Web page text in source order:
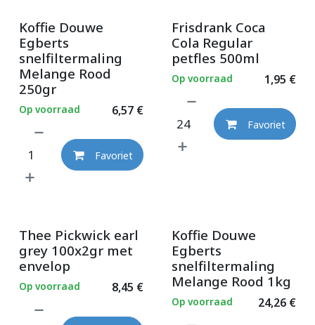
Koffie Douwe
Egberts
snelfiltermaling
Melange Rood
250gr
6,57€
Op voorraad
Favoriet
Frisdrank Coca
Cola Regular
petfles 500ml
1,95 €
Op voorraad
Favoriet
Thee Pickwick earl
grey 100x2gr met
envelop
8,45 €
Op voorraad
Koffie Douwe
Egberts
snelfiltermaling
Melange Rood 1kg
24,26€
Op voorraad